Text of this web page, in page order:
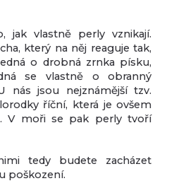
vlastně perly vznikají.
který na něj reaguje tak,
o drobná zrnka písku,
se vlastně o obranný
nás jsou nejznámější tzv.
říční, která je ovšem
V moři se pak perly tvoří
tedy budete zacházet
poškození.